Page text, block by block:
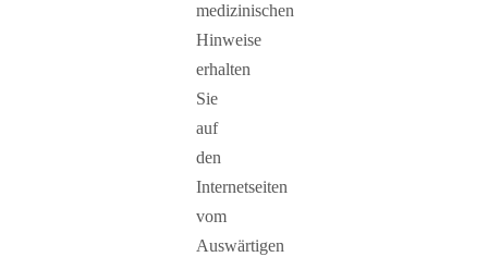
medizinischen
Hinweise
erhalten
Sie
auf
den
Internetseiten
vom
Auswärtigen